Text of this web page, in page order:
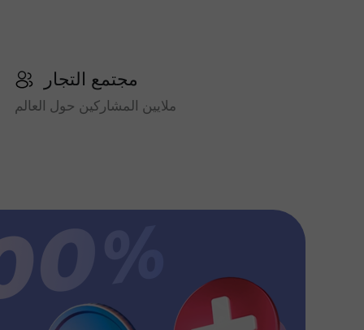
مجتمع التجار
ملايين المشاركين حول العالم